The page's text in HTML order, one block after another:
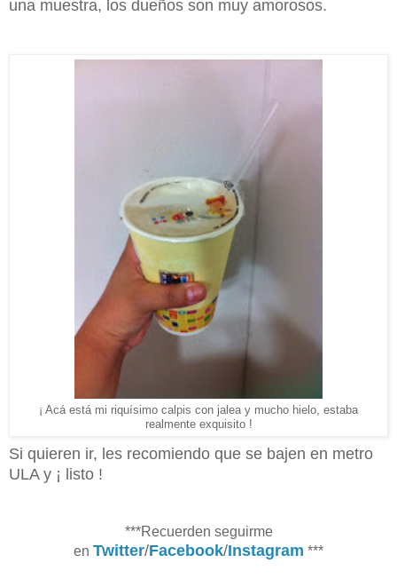
una muestra, los dueños son muy amorosos.
¡ Acá está mi riquísimo calpis con jalea y mucho hielo, estaba
realmente exquisito !
Si quieren ir, les recomiendo que se bajen en metro
ULA y ¡ listo !
***Recuerden seguirme
en Twitter/Facebook/Instagram ***